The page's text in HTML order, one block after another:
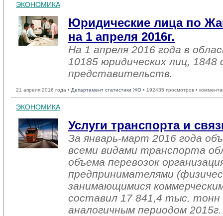
ЭКОНОМИКА
Юридические лица по
на 1 апреля 2016г.
На 1 апреля 2016 года в
10185 юридических лиц, 1848
представительств.
21 апреля 2016 года • Департамент статистики ЖО • 192435 просмотров •
ЭКОНОМИКА
Услуги транспорта и
За январь-март 2016 года
всеми видами транспорта
объема перевозок
предпринимателями
занимающимися
составил 17 841,4 тыс. тонн
аналогичным периодом